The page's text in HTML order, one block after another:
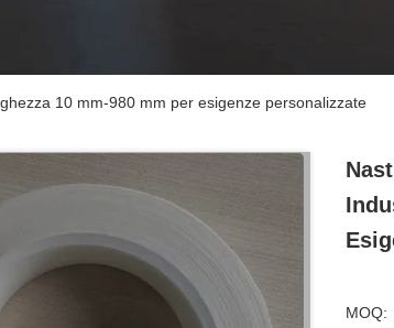
10 mm-980 mm per esigenze personalizzate
MOQ: